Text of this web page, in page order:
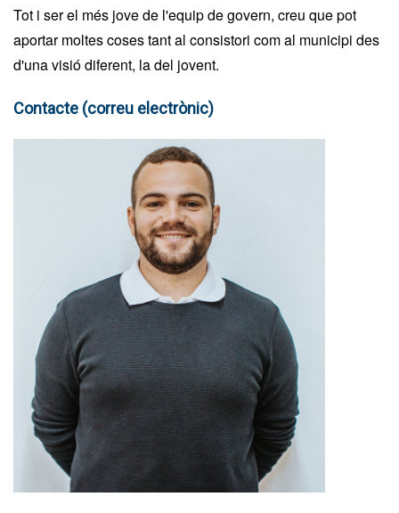
Tot i ser el més jove de l'equip de govern, creu que pot
aportar moltes coses tant al consistori com al municipi des
d'una visió diferent, la del jovent.
Contacte (correu electrònic)